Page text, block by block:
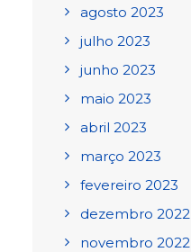
agosto 2023
julho 2023
junho 2023
maio 2023
abril 2023
março 2023
fevereiro 2023
dezembro 2022
novembro 2022